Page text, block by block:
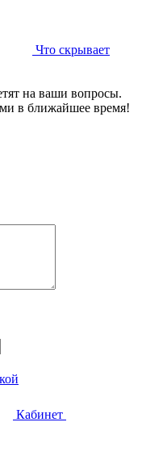
Что скрывает
на ваши вопросы.
в ближайшее время!
Кабинет